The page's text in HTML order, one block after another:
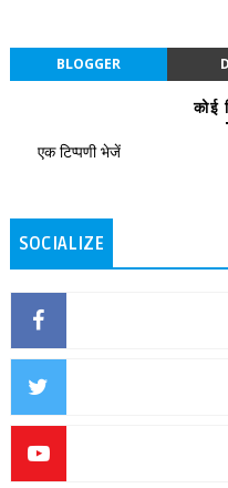
BLOGGER
कोई
एक टिप्पणी भेजें
SOCIALIZE